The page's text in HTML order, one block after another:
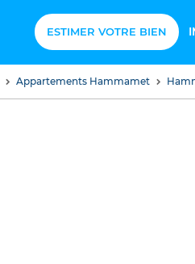
ESTIMER VOTRE BIEN
Appartements Hammamet